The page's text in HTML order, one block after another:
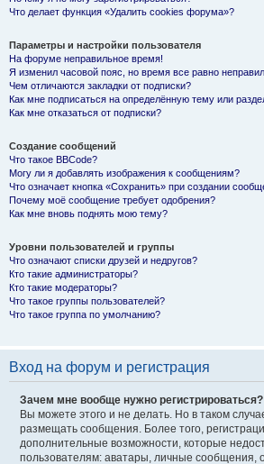
Что делает функция «Удалить cookies форума»?
Параметры и настройки пользователя
На форуме неправильное время!
Я изменил часовой пояс, но время все равно
Чем отличаются закладки от подписки?
Как мне подписаться на определённую тему или
Как мне отказаться от подписки?
Создание сообщений
Что такое BBCode?
Могу ли я добавлять изображения к сообщениям?
Что означает кнопка «Сохранить» при создании
Почему моё сообщение требует одобрения?
Как мне вновь поднять мою тему?
Уровни пользователей и группы
Что означают списки друзей и недругов?
Кто такие администраторы?
Кто такие модераторы?
Что такое группы пользователей?
Что такое группа по умолчанию?
Вход на форум и регистрация
Зачем мне вообще нужно регистрироваться?
Вы можете этого и не делать. Но в таком
размещать сообщения. Более того,
дополнительные возможности, которые
пользователям: аватары, личные сообщения,